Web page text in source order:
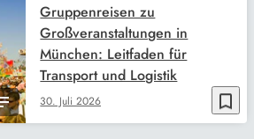
bookmark_border
30. Juli 2026
Gruppenreisen zu
Großveranstaltungen in
München: Leitfaden für
Transport und Logistik